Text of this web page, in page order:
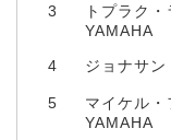
3
トプラク
YAMAHA
4 ジョナサン
5
マイケル・
YAMAHA